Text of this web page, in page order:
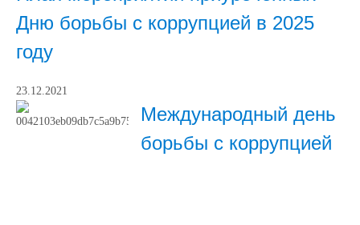
Дню борьбы с коррупцией в 2025
году
23.12.2021
Международный день
борьбы с коррупцией